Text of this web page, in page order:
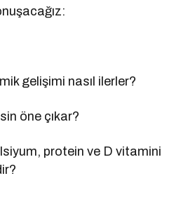
gelişimi nasıl ilerler?
öne çıkar?
protein ve D vitamini